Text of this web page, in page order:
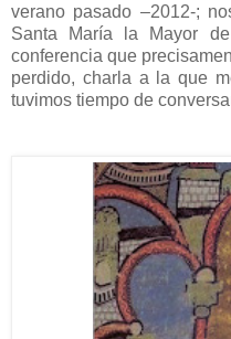
verano pasado –2012-;
Santa María la Mayor
conferencia que
perdido, charla a la que
tuvimos tiempo de